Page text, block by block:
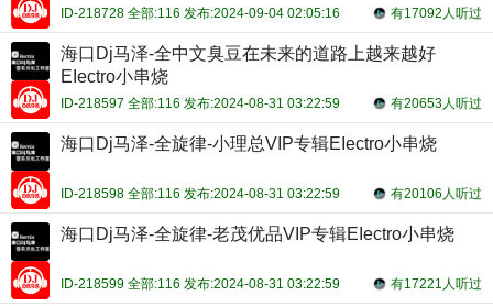
有17092人听过
ID-218728 全部:116 发布:2024-09-04 02:05:16
海口Dj马泽-全中文臭豆在未来的道路上越来越好
EIectro小串烧
有20653人听过
ID-218597 全部:116 发布:2024-08-31 03:22:59
海口Dj马泽-全旋律-小理总VIP专辑EIectro小串烧
有20106人听过
ID-218598 全部:116 发布:2024-08-31 03:22:59
海口Dj马泽-全旋律-老茂优品VIP专辑EIectro小串烧
有17221人听过
ID-218599 全部:116 发布:2024-08-31 03:22:59